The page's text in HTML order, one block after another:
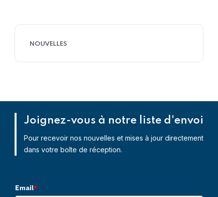
NOUVELLES
Joignez-vous à notre liste d'envoi
Pour recevoir nos nouvelles et mises à jour directement
dans votre boîte de réception.
Email*